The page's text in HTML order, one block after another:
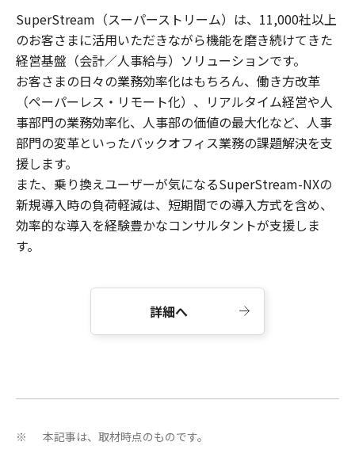
SuperStream（スーパーストリーム）は、11,000社以上
のお客さまに活用いただきながら機能を磨き続けてきた
経営基盤（会計／人事給与）ソリューションです。
お客さまの日々の業務効率化はもちろん、働き方改革
（ペーパーレス・リモート化）、リアルタイム経営や人
事部門の業務効率化、人事部の価値の最大化など、人事
部門の変革といったバックオフィス業務の課題解決を支
援します。
また、乗り換えユーザーが気になるSuperStream-NXの
新規導入時の負荷軽減は、短期間での導入方式を含め、
効率的な導入を経験豊かなコンサルタントが支援しま
す。
詳細へ
※ 本記事は、取材時点のものです。